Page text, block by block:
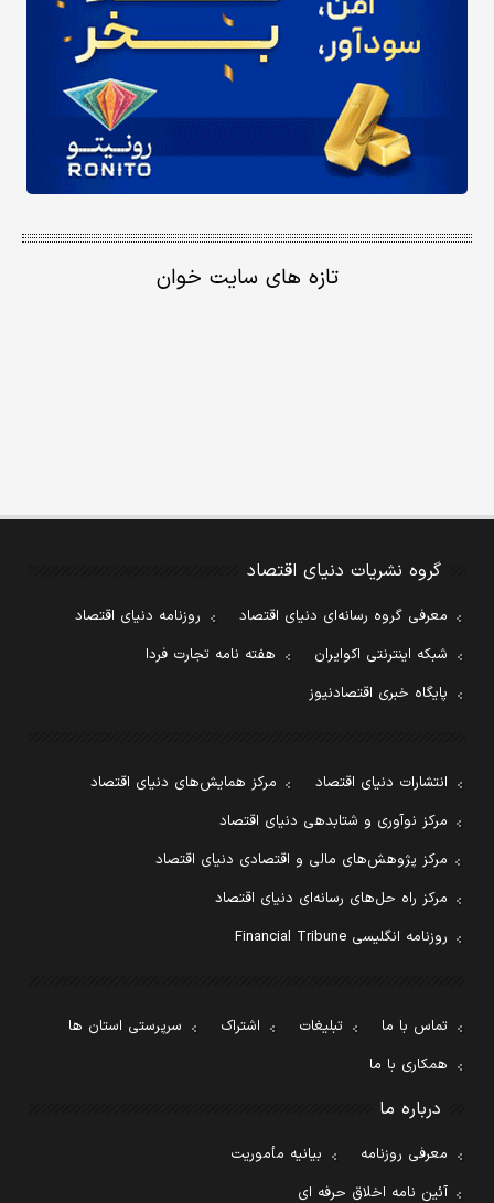
تازه های سایت خوان
گروه نشریات دنیای اقتصاد
معرفی گروه رسانه‌ای دنیای اقتصاد
روزنامه دنیای اقتصاد
شبکه اینترنتی اکوایران
هفته نامه تجارت فردا
پایگاه خبری اقتصادنیوز
انتشارات دنیای اقتصاد
مرکز همایش‌های دنیای اقتصاد
مرکز نوآوری و شتابدهی دنیای اقتصاد
مرکز پژوهش‌های مالی و اقتصادی دنیای اقتصاد
مرکز راه حل‌های رسانه‌ای دنیای اقتصاد
روزنامه انگلیسی Financial Tribune
تماس با ما تبلیغات اشتراک
سرپرستی استان ها
همکاری با ما
درباره ما
معرفی روزنامه
بیانیه مأموریت
آئین نامه اخلاق حرفه ای